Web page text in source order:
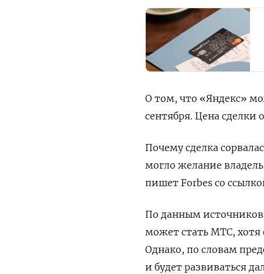
О том, что «Яндекс»
сентября. Цена сделки
Почему сделка
могло желание
пишет Forbes со
По данным
может стать МТС, хотя
Однако, по словам
и будет развиваться